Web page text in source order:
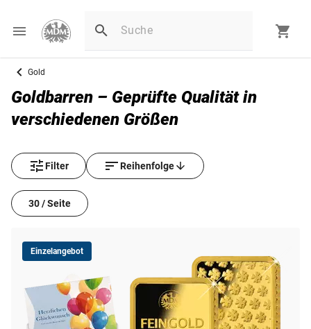
Gold
Goldbarren – Geprüfte Qualität in
verschiedenen Größen
Filter Reihenfolge
30 / Seite
Einzelangebot